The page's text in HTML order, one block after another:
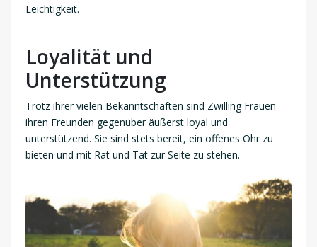
Leichtigkeit.
Loyalität und
Unterstützung
Trotz ihrer vielen Bekanntschaften sind Zwilling Frauen
ihren Freunden gegenüber äußerst loyal und
unterstützend. Sie sind stets bereit, ein offenes Ohr zu
bieten und mit Rat und Tat zur Seite zu stehen.